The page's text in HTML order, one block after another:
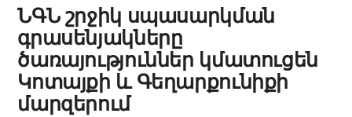
ՆԳՆ շրջիկ սպասարկման
գրասենյակները
ծառայություններ կմատուցեն
Կոտայքի և Գեղարքունիքի
մարզերում